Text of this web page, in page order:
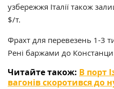
узбережжя Італії також
$/т.
Фрахт для перевезень 1-3
Рені баржами до
Читайте також: В порт
вагонів скоротився до